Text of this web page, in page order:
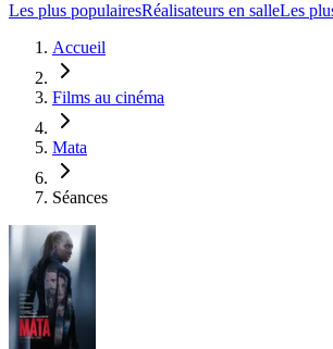
Les plus populairesRéalisateurs en salleLes
Accueil
Films au cinéma
Mata
Séances